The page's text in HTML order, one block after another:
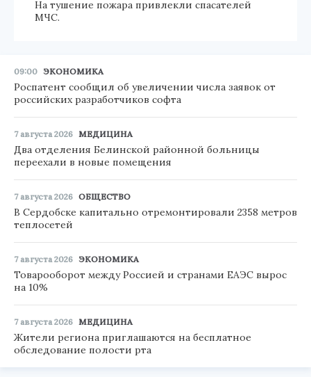
На тушение пожара привлекли спасателей
МЧС.
09:00 ЭКОНОМИКА
Роспатент сообщил об увеличении числа заявок от
российских разработчиков софта
7 августа 2026 МЕДИЦИНА
Два отделения Белинской районной больницы
переехали в новые помещения
7 августа 2026 ОБЩЕСТВО
В Сердобске капитально отремонтировали 2358 метров
теплосетей
7 августа 2026 ЭКОНОМИКА
Товарооборот между Россией и странами ЕАЭС вырос
на 10%
7 августа 2026 МЕДИЦИНА
Жители региона приглашаются на бесплатное
обследование полости рта